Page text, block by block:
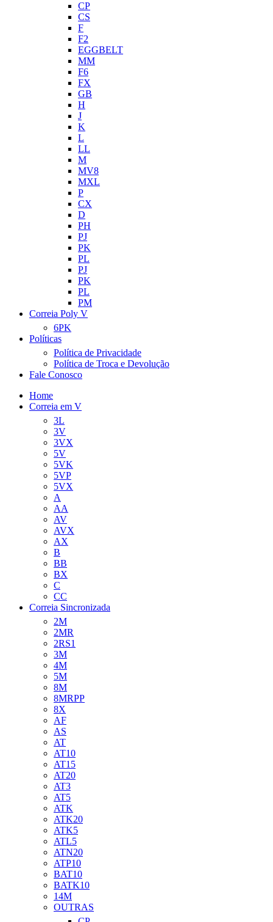
CP
CS
F
F2
EGGBELT
MM
F6
FX
GB
H
J
K
L
LL
M
MV8
MXL
P
CX
D
PH
PJ
PK
PL
PJ
PK
PL
PM
Correia Poly V
6PK
Políticas
Política de Privacidade
Política de Troca e Devolução
Fale Conosco
Home
Correia em V
3L
3V
3VX
5V
5VK
5VP
5VX
A
AA
AV
AVX
AX
B
BB
BX
C
CC
Correia Sincronizada
2M
2MR
2RS1
3M
4M
5M
8M
8MRPP
8X
AF
AS
AT
AT10
AT15
AT20
AT3
AT5
ATK
ATK20
ATK5
ATL5
ATN20
ATP10
BAT10
BATK10
14M
OUTRAS